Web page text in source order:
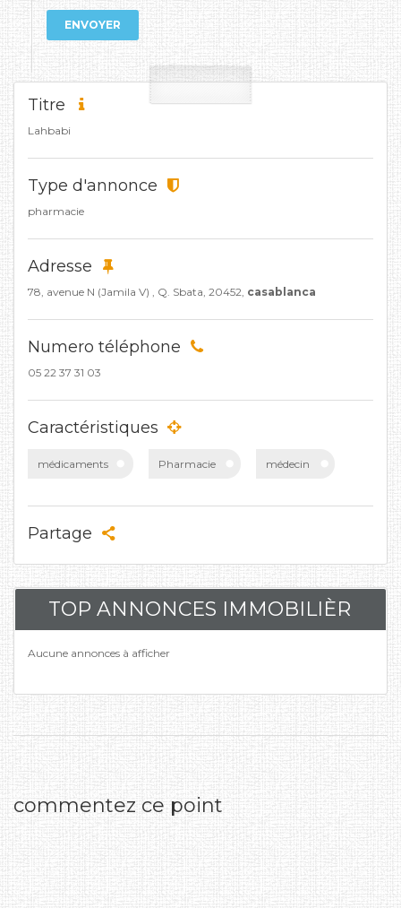
ENVOYER
Titre
Lahbabi
Type d'annonce
pharmacie
Adresse
78, avenue N (Jamila V) , Q. Sbata, 20452, casablanca
Numero téléphone
05 22 37 31 03
Caractéristiques
médicaments Pharmacie médecin
Partage
TOP ANNONCES IMMOBILIÈR
Aucune annonces à afficher
commentez ce point